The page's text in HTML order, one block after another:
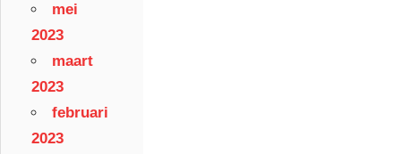
mei
2023
maart
2023
februari
2023